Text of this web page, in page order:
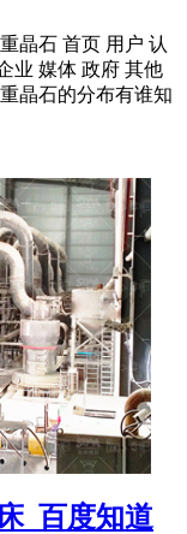
晶石 首页 用户 认
业 媒体 政府 其他
晶石的分布有谁知
_百度知道